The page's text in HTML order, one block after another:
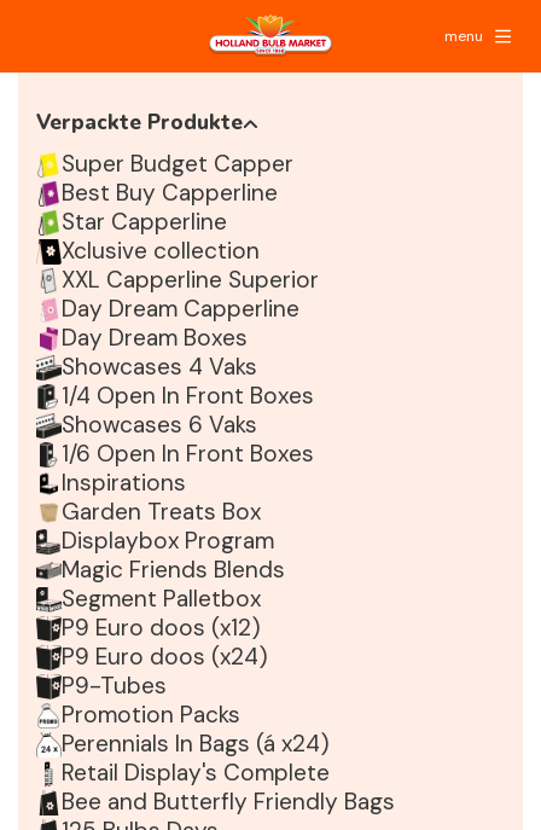
menu
Verpackte Produkte
Super Budget Capper
Best Buy Capperline
Star Capperline
Xclusive collection
XXL Capperline Superior
Day Dream Capperline
Day Dream Boxes
Showcases 4 Vaks
1/4 Open In Front Boxes
Showcases 6 Vaks
1/6 Open In Front Boxes
Inspirations
Garden Treats Box
Displaybox Program
Magic Friends Blends
Segment Palletbox
P9 Euro doos (x12)
P9 Euro doos (x24)
P9-Tubes
Promotion Packs
Perennials In Bags (á x24)
Retail Display's Complete
Bee and Butterfly Friendly Bags